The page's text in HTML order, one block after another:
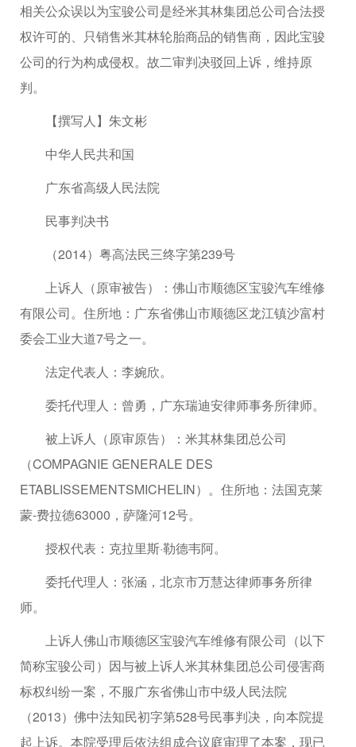
相关公众误以为宝骏公司是经米其林集团总公司合法授
权许可的、只销售米其林轮胎商品的销售商，因此宝骏
公司的行为构成侵权。故二审判决驳回上诉，维持原
判。
【撰写人】朱文彬
中华人民共和国
广东省高级人民法院
民事判决书
（2014）粤高法民三终字第239号
上诉人（原审被告）：佛山市顺德区宝骏汽车维修
有限公司。住所地：广东省佛山市顺德区龙江镇沙富村
委会工业大道7号之一。
法定代表人：李婉欣。
委托代理人：曾勇，广东瑞迪安律师事务所律师。
被上诉人（原审原告）：米其林集团总公司
（COMPAGNIE GENERALE DES
ETABLISSEMENTSMICHELIN）。住所地：法国克莱
蒙-费拉德63000，萨隆河12号。
授权代表：克拉里斯·勒德韦阿。
委托代理人：张涵，北京市万慧达律师事务所律
师。
上诉人佛山市顺德区宝骏汽车维修有限公司（以下
简称宝骏公司）因与被上诉人米其林集团总公司侵害商
标权纠纷一案，不服广东省佛山市中级人民法院
（2013）佛中法知民初字第528号民事判决，向本院提
起上诉。本院受理后依法组成合议庭审理了本案，现已